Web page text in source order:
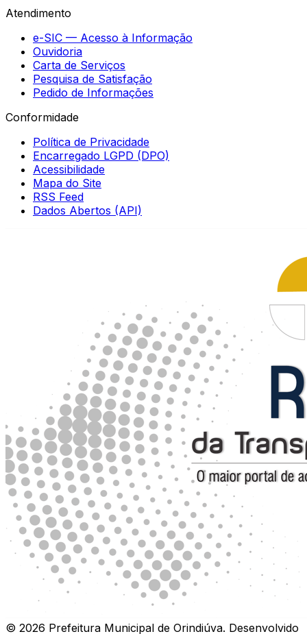
Atendimento
e-SIC — Acesso à Informação
Ouvidoria
Carta de Serviços
Pesquisa de Satisfação
Pedido de Informações
Conformidade
Política de Privacidade
Encarregado LGPD (DPO)
Acessibilidade
Mapa do Site
RSS Feed
Dados Abertos (API)
© 2026 Prefeitura Municipal de Orindiúva. Desenvolvido